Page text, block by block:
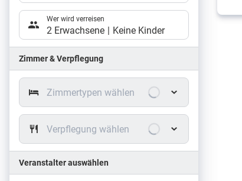
Wer wird verreisen
2 Erwachsene Keine Kinder
Zimmer & Verpflegung
Zimmertypen wählen
Verpflegung wählen
Veranstalter auswählen